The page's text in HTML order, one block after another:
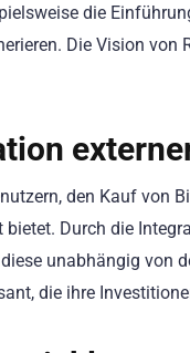
die
Die Vision
den Kauf von
Durch die
unabhängig von
die ihre